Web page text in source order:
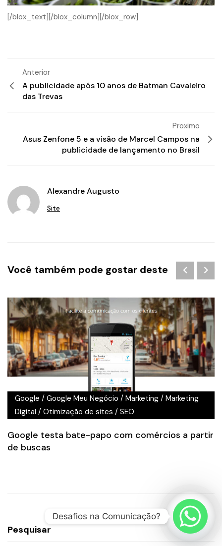
[/blox_text][/blox_column][/blox_row]
Anterior
A publicidade após 10 anos de Batman Cavaleiro
das Trevas
Proximo
Asus Zenfone 5 e a visão de Marcel Campos na
publicidade de lançamento no Brasil
Alexandre Augusto
Site
Você também pode gostar deste
Google / Google Meu Negócio / Marketing / Marketing
Digital / Otimização de sites / SEO
Google testa bate-papo com comércios a partir
de buscas
Pesquisar
Desafios na Comunicação?